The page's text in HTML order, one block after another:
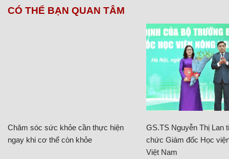
CÓ THỂ BẠN QUAN TÂM
Chăm sóc sức khỏe cần thực hiện
ngay khi cơ thể còn khỏe
GS.TS Nguyễn Thị Lan
chức Giám đốc Học
Việt Nam